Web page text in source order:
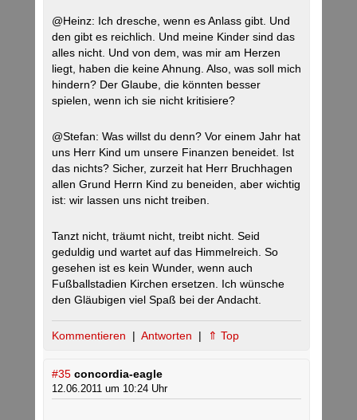
@Heinz: Ich dresche, wenn es Anlass gibt. Und
den gibt es reichlich. Und meine Kinder sind das
alles nicht. Und von dem, was mir am Herzen
liegt, haben die keine Ahnung. Also, was soll mich
hindern? Der Glaube, die könnten besser
spielen, wenn ich sie nicht kritisiere?
@Stefan: Was willst du denn? Vor einem Jahr hat
uns Herr Kind um unsere Finanzen beneidet. Ist
das nichts? Sicher, zurzeit hat Herr Bruchhagen
allen Grund Herrn Kind zu beneiden, aber wichtig
ist: wir lassen uns nicht treiben.
Tanzt nicht, träumt nicht, treibt nicht. Seid
geduldig und wartet auf das Himmelreich. So
gesehen ist es kein Wunder, wenn auch
Fußballstadien Kirchen ersetzen. Ich wünsche
den Gläubigen viel Spaß bei der Andacht.
Kommentieren | Antworten | ⇑ Top
#35 concordia-eagle
12.06.2011 um 10:24 Uhr